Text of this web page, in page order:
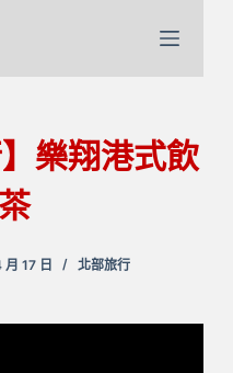
樂翔港式飲
17 日 北部旅行